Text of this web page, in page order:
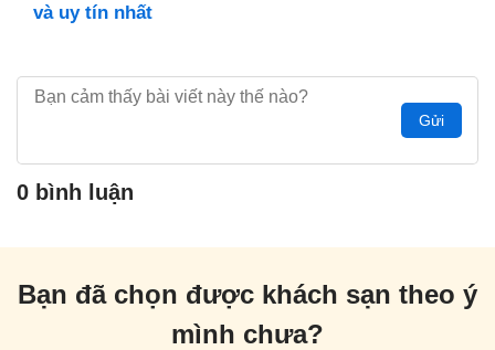
và uy tín nhất
Gửi
0 bình luận
Bạn đã chọn được khách sạn theo ý
mình chưa?